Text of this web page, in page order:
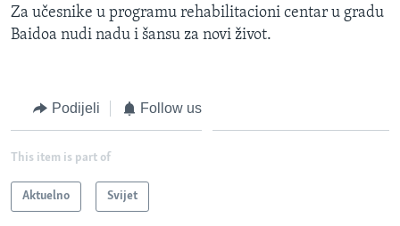
Za učesnike u programu rehabilitacioni centar u gradu
Baidoa nudi nadu i šansu za novi život.
Podijeli Follow us
This item is part of
Aktuelno Svijet